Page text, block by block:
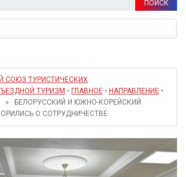
navigation
СОЮЗ ТУРИСТИЧЕСКИХ
ТУРИЗМ • ГЛАВНОЕ • НАПРАВЛЕНИЕ •
» БЕЛОРУССКИЙ И ЮЖНО-КОРЕЙСКИЙ
О СОТРУДНИЧЕСТВЕ